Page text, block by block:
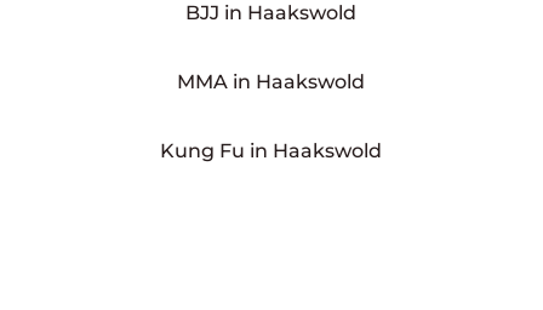
BJJ in Haakswold
MMA in Haakswold
Kung Fu in Haakswold